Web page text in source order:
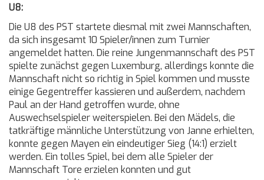
U8:
Die U8 des PST startete diesmal mit zwei Mannschaften,
da sich insgesamt 10 Spieler/innen zum Turnier
angemeldet hatten. Die reine Jungenmannschaft des PST
spielte zunächst gegen Luxemburg, allerdings konnte die
Mannschaft nicht so richtig in Spiel kommen und musste
einige Gegentreffer kassieren und außerdem, nachdem
Paul an der Hand getroffen wurde, ohne
Auswechselspieler weiterspielen. Bei den Mädels, die
tatkräftige männliche Unterstützung von Janne erhielten,
konnte gegen Mayen ein eindeutiger Sieg (14:1) erzielt
werden. Ein tolles Spiel, bei dem alle Spieler der
Mannschaft Tore erzielen konnten und gut